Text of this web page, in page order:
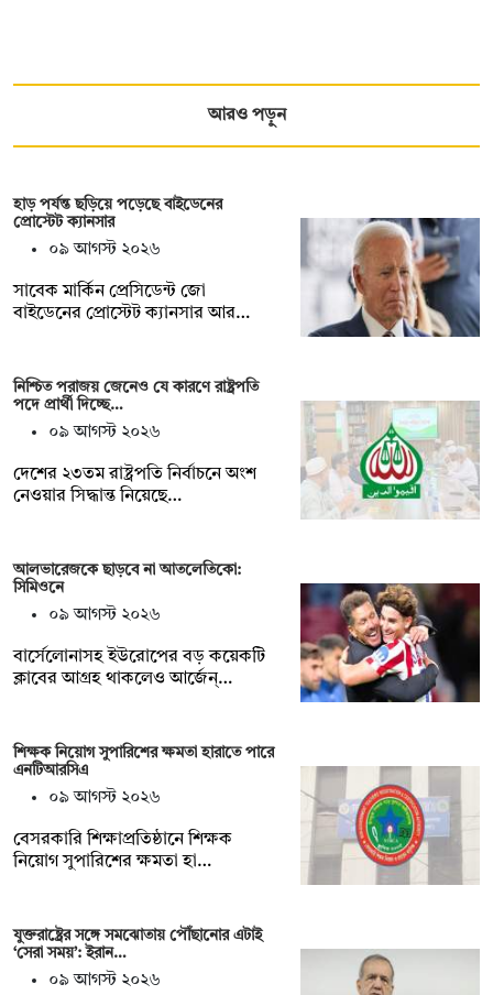
আরও পড়ুন
হাড় পর্যন্ত ছড়িয়ে পড়েছে বাইডেনের
প্রোস্টেট ক্যানসার
০৯ আগস্ট ২০২৬
সাবেক মার্কিন প্রেসিডেন্ট জো
বাইডেনের প্রোস্টেট ক্যানসার আর…
নিশ্চিত পরাজয় জেনেও যে কারণে রাষ্ট্রপতি
পদে প্রার্থী দিচ্ছে…
০৯ আগস্ট ২০২৬
দেশের ২৩তম রাষ্ট্রপতি নির্বাচনে অংশ
নেওয়ার সিদ্ধান্ত নিয়েছে…
আলভারেজকে ছাড়বে না আতলেতিকো:
সিমিওনে
০৯ আগস্ট ২০২৬
বার্সেলোনাসহ ইউরোপের বড় কয়েকটি
ক্লাবের আগ্রহ থাকলেও আর্জেন্…
শিক্ষক নিয়োগ সুপারিশের ক্ষমতা হারাতে পারে
এনটিআরসিএ
০৯ আগস্ট ২০২৬
বেসরকারি শিক্ষাপ্রতিষ্ঠানে শিক্ষক
নিয়োগ সুপারিশের ক্ষমতা হা…
যুক্তরাষ্ট্রের সঙ্গে সমঝোতায় পৌঁছানোর এটাই
‘সেরা সময়’: ইরান…
০৯ আগস্ট ২০২৬